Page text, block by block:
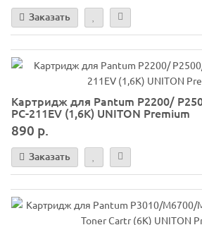
Заказать
Картридж для Pantum P2200/
PC-211EV (1,6K) UNITON Premium
890 р.
Заказать